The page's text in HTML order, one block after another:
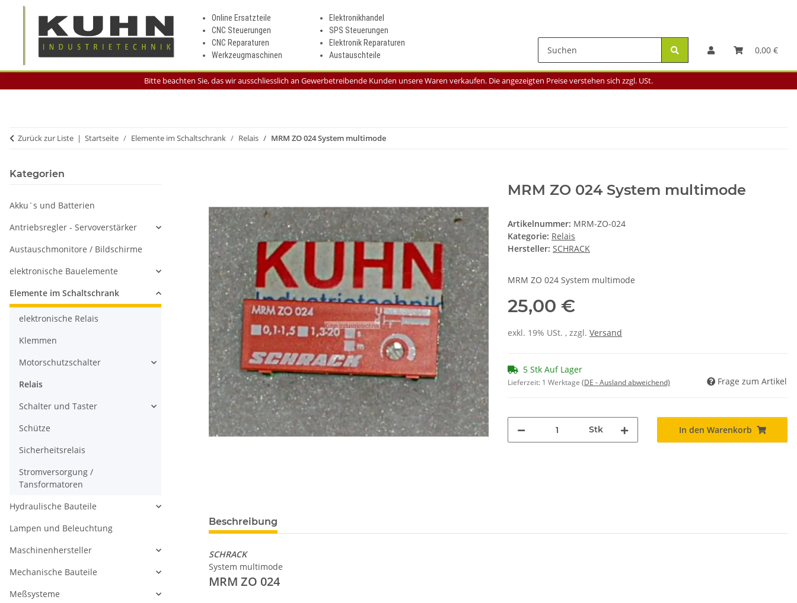
Online Ersatzteile
CNC Steuerungen
CNC Reparaturen
Werkzeugmaschinen
Elektronikhandel
SPS Steuerungen
Elektronik Reparaturen
Austauschteile
0,00 €
Bitte beachten Sie, das wir ausschliesslich an Gewerbetreibende Kunden unsere Waren verkaufen. Die angezeigten Preise verstehen sich zzgl. USt.
Zurück zur Liste Startseite Elemente im Schaltschrank Relais MRM ZO 024 System multimode
MRM ZO 024 System multimode
Artikelnummer: MRM-ZO-024
Kategorie: Relais
Hersteller: SCHRACK
MRM ZO 024 System multimode
25,00 €
exkl. 19% USt. , zzgl. Versand
5 Stk Auf Lager
Lieferzeit: 1 Werktage (DE - Ausland abweichend) Frage zum Artikel
Stk In den Warenkorb
Beschreibung
SCHRACK
System multimode
MRM ZO 024
Kategorien
Akku´s und Batterien
Antriebsregler - Servoverstärker
Austauschmonitore / Bildschirme
elektronische Bauelemente
Elemente im Schaltschrank
elektronische Relais
Klemmen
Motorschutzschalter
Relais
Schalter und Taster
Schütze
Sicherheitsrelais
Stromversorgung /
Tansformatoren
Hydraulische Bauteile
Lampen und Beleuchtung
Maschinenhersteller
Mechanische Bauteile
Meßsysteme